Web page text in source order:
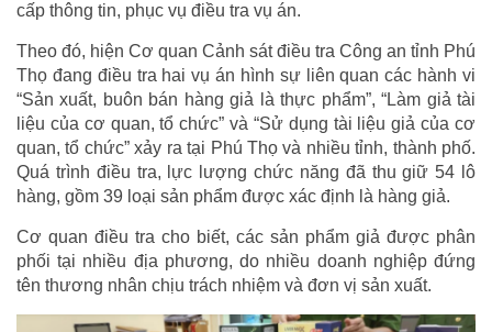
cấp thông tin, phục vụ điều tra vụ án.
Theo đó, hiện Cơ quan Cảnh sát điều tra Công an tỉnh Phú
Thọ đang điều tra hai vụ án hình sự liên quan các hành vi
“Sản xuất, buôn bán hàng giả là thực phẩm”, “Làm giả tài
liệu của cơ quan, tổ chức” và “Sử dụng tài liệu giả của cơ
quan, tổ chức” xảy ra tại Phú Thọ và nhiều tỉnh, thành phố.
Quá trình điều tra, lực lượng chức năng đã thu giữ 54 lô
hàng, gồm 39 loại sản phẩm được xác định là hàng giả.
Cơ quan điều tra cho biết, các sản phẩm giả được phân
phối tại nhiều địa phương, do nhiều doanh nghiệp đứng
tên thương nhân chịu trách nhiệm và đơn vị sản xuất.